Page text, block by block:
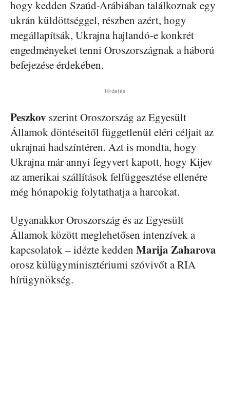
hogy kedden Szaúd-Arábiában találkoznak egy
ukrán küldöttséggel, részben azért, hogy
megállapítsák, Ukrajna hajlandó-e konkrét
engedményeket tenni Oroszországnak a háború
befejezése érdekében.
Hirdetés
Peszkov szerint Oroszország az Egyesült
Államok döntéseitől függetlenül eléri céljait az
ukrajnai hadszíntéren. Azt is mondta, hogy
Ukrajna már annyi fegyvert kapott, hogy Kijev
az amerikai szállítások felfüggesztése ellenére
még hónapokig folytathatja a harcokat.
Ugyanakkor Oroszország és az Egyesült
Államok között meglehetősen intenzívek a
kapcsolatok – idézte kedden Marija Zaharova
orosz külügyminisztériumi szóvivőt a RIA
hírügynökség.